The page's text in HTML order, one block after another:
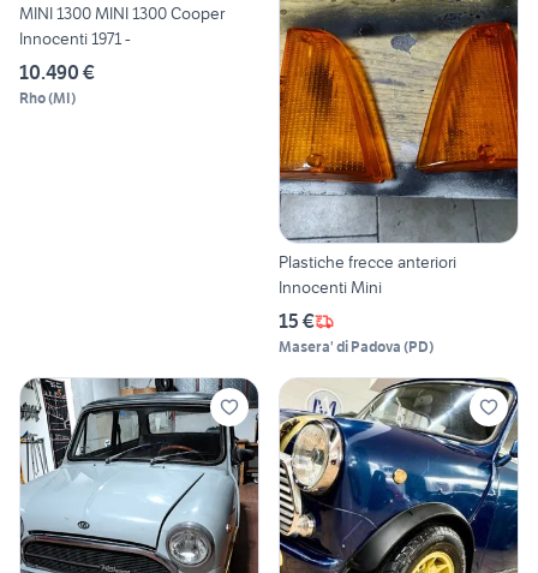
MINI 1300 MINI 1300 Cooper
Innocenti 1971 -
10.490 €
Rho(MI)
Plastiche frecce anteriori
Innocenti Mini
15 €
Masera' di Padova (PD)